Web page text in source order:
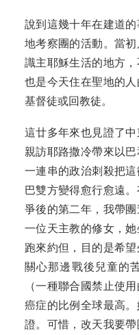
說到這幾十年在建道
地考察團的活動。當
識主耶穌生活的地方
也是今天住在聖地的
基督徒或回教徒。
這廿多年來也見證了
親訪耶路撒冷帶來以
一連串的政治刺殺把
巴雙方變得愈行愈遠
爭後的第二年，我帶
一位天主教的修女，
跑來約但，目的是希
關心那邊戰後兒童的
（一種聯合國禁止使
癌症的比例全球最高
證。可惜，改天我要帶